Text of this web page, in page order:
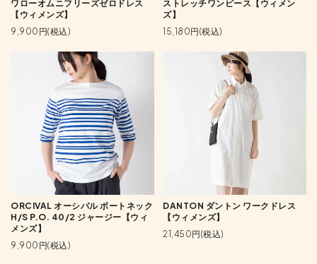
ワローオムニフリーズゼロドレス
【ウィメンズ】
9,900円(税込)
ストレッチワンピース【ウィメン
ズ】
15,180円(税込)
ORCIVAL オーシバル ボートネック
H/S P.O. 40/2 ジャージー【ウィ
メンズ】
9,900円(税込)
DANTON ダントン ワークドレス
【ウィメンズ】
21,450円(税込)